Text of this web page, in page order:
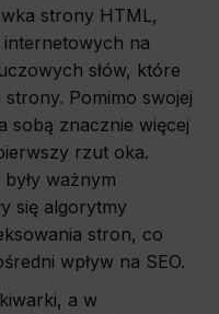
strony HTML,
na
słów, które
Pomimo swojej
sobą znacznie więcej
rzut oka.
ważnym
się algorytmy
stron, co
wpływ na SEO.
a w